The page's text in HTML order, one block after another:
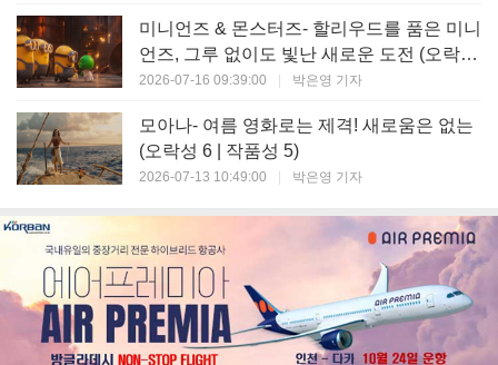
미니언즈 & 몬스터즈- 할리우드를 품은 미니
언즈, 그루 없이도 빛난 새로운 도전 (오락성
7 | 작품성 6)
2026-07-16 09:39:00 박은영 기자
모아나- 여름 영화로는 제격! 새로움은 없는
(오락성 6 | 작품성 5)
2026-07-13 10:49:00 박은영 기자